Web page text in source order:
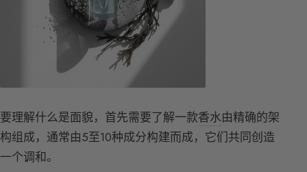
要理解什么是面貌，首先需要了解一款香水由精确的架
构组成，通常由5至10种成分构建而成，它们共同创造
一个调和。